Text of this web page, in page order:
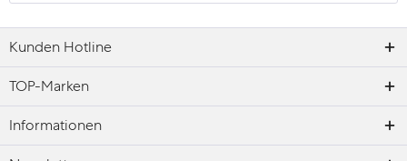
Kunden Hotline
TOP-Marken
Informationen